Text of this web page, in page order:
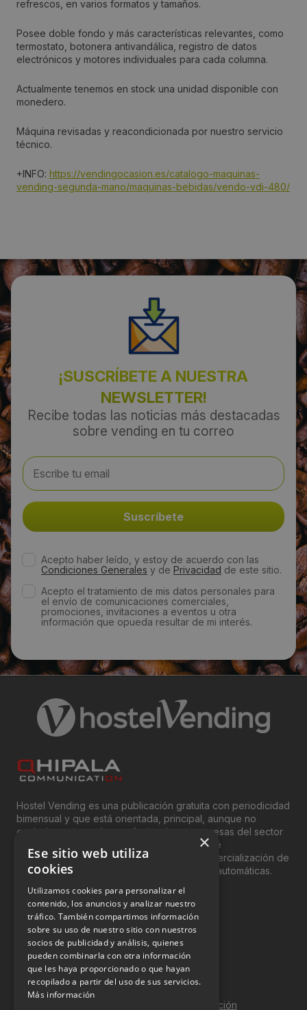
refrescos, en varios formatos y tamaños.
Posee doble fondo y más características relevantes, como
termostato, botonera antivandálica, registro de datos
electrónicos y motores individuales para cada columna.
Actualmente tenemos en stock una unidad disponible con
monedero.
Máquina revisadas y reacondicionada por nuestro servicio
técnico.
+INFO: https://vendingocasion.es/catalogo-maquinas-
vending-segunda-mano/maquinas-bebidas/vendo-vdi-480/
595 €
649861854
Email:
¡SUSCRÍBETE A NUESTRA
NEWSLETTER!
Recibe todas las noticias más destacadas
sobre vending en tu correo
Acepto haber leído, y estoy de acuerdo con las
Condiciones Generales y de Privacidad de este sitio.
Acepto el tratamiento de mis datos personales para
el envío de comunicaciones comerciales,
promociones, invitaciones a eventos u otra
información que opueda resultar de mi interés.
Hostel Vending es una publicación gratuita con periodicidad
bimensual y que está orientada, principal, aunque no
exclusivamente, a los profesionales y empresas del sector
del “Vending”; nombre con el que se conoce
genéricamente entre profesionales a la comercialización de
productos y servicios a través de máquinas automáticas.
INFORMACIÓN LEGAL
Aviso Legal
Política de Privacidad
Política de Cookies
Política de calidad y seguridad de la información
×
Ese sitio web utiliza
cookies
Utilizamos cookies para personalizar el
contenido, los anuncios y analizar nuestro
tráfico. También compartimos información
sobre su uso de nuestro sitio con nuestros
socios de publicidad y análisis, quienes
pueden combinarla con otra información
que les haya proporcionado o que hayan
recopilado a partir del uso de sus servicios.
Más información